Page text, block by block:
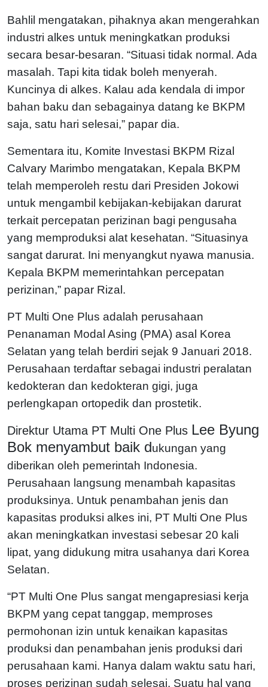
Bahlil mengatakan, pihaknya akan mengerahkan
industri alkes untuk meningkatkan produksi
secara besar-besaran. “Situasi tidak normal. Ada
masalah. Tapi kita tidak boleh menyerah.
Kuncinya di alkes. Kalau ada kendala di impor
bahan baku dan sebagainya datang ke BKPM
saja, satu hari selesai,” papar dia.
Sementara itu, Komite Investasi BKPM Rizal
Calvary Marimbo mengatakan, Kepala BKPM
telah memperoleh restu dari Presiden Jokowi
untuk mengambil kebijakan-kebijakan darurat
terkait percepatan perizinan bagi pengusaha
yang memproduksi alat kesehatan. “Situasinya
sangat darurat. Ini menyangkut nyawa manusia.
Kepala BKPM memerintahkan percepatan
perizinan,” papar Rizal.
PT Multi One Plus adalah perusahaan
Penanaman Modal Asing (PMA) asal Korea
Selatan yang telah berdiri sejak 9 Januari 2018.
Perusahaan terdaftar sebagai industri peralatan
kedokteran dan kedokteran gigi, juga
perlengkapan ortopedik dan prostetik.
Direktur Utama PT Multi One Plus Lee Byung
Bok menyambut baik dukungan yang
diberikan oleh pemerintah Indonesia.
Perusahaan langsung menambah kapasitas
produksinya. Untuk penambahan jenis dan
kapasitas produksi alkes ini, PT Multi One Plus
akan meningkatkan investasi sebesar 20 kali
lipat, yang didukung mitra usahanya dari Korea
Selatan.
“PT Multi One Plus sangat mengapresiasi kerja
BKPM yang cepat tanggap, memproses
permohonan izin untuk kenaikan kapasitas
produksi dan penambahan jenis produksi dari
perusahaan kami. Hanya dalam waktu satu hari,
proses perizinan sudah selesai. Suatu hal yang